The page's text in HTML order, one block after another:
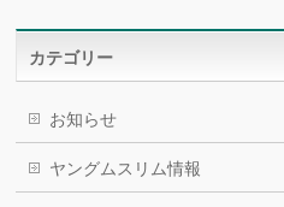
カテゴリー
お知らせ
ヤングムスリム情報